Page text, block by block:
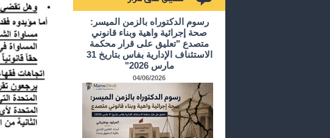
رسوم الدكتوراه بالزمن الميسر:
صحة إجرائية واهية وبناء قانوني
متصدع "تعليق على قرار محكمة
الاستئناف الإدارية بفاس بتاريخ 31
مارس 2026"
04/06/2026